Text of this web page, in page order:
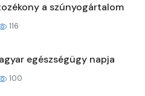
a szúnyogártalom
116
egészségügy napja
100